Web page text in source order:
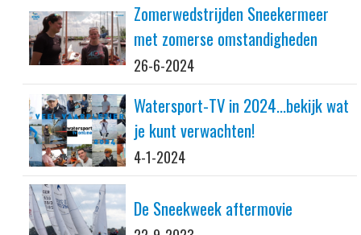
Zomerwedstrijden Sneekermeer
met zomerse omstandigheden
26-6-2024
Watersport-TV in 2024...bekijk wat
je kunt verwachten!
4-1-2024
De Sneekweek aftermovie